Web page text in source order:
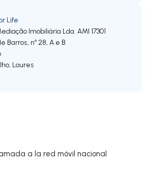
a la red móvil nacional
Life
Imobiliária Lda. AMI 17301
Barros, nº 28, A e B
, Loures